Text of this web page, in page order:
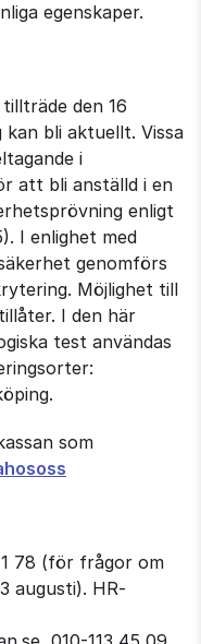
egenskaper.
den 16
kan bli aktuellt. Vissa
i
att bli anställd i en
enligt
I enlighet med
genomförs
Möjlighet till
I den här
test användas
som
78 (för frågor om
augusti). HR-